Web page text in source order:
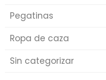
Pegatinas
Ropa de caza
Sin categorizar